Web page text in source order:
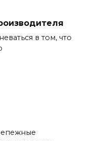
в том, что